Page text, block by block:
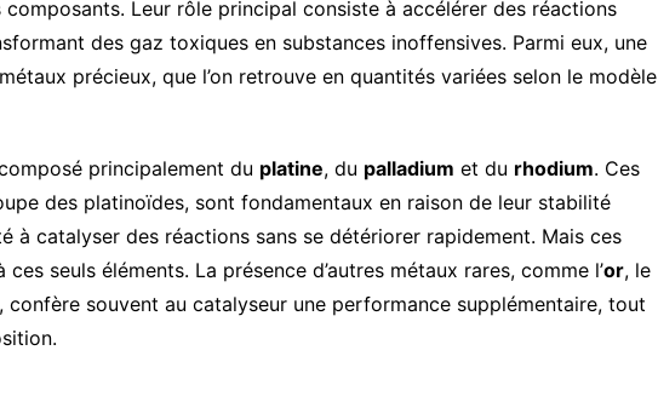
Leur rôle principal consiste à accélérer des réactions
des gaz toxiques en substances inoffensives. Parmi eux, une
précieux, que l’on retrouve en quantités variées selon le modèle
principalement du platine, du palladium et du rhodium. Ces
des platinoïdes, sont fondamentaux en raison de leur stabilité
à catalyser des réactions sans se détériorer rapidement. Mais ces
seuls éléments. La présence d’autres métaux rares, comme l’or, le
, confère souvent au catalyseur une performance supplémentaire, tout